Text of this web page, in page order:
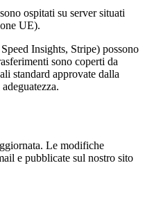
ospitati su server situati
UE).
Insights, Stripe) possono
sono coperti da
standard approvate dalla
Le modifiche
e pubblicate sul nostro sito